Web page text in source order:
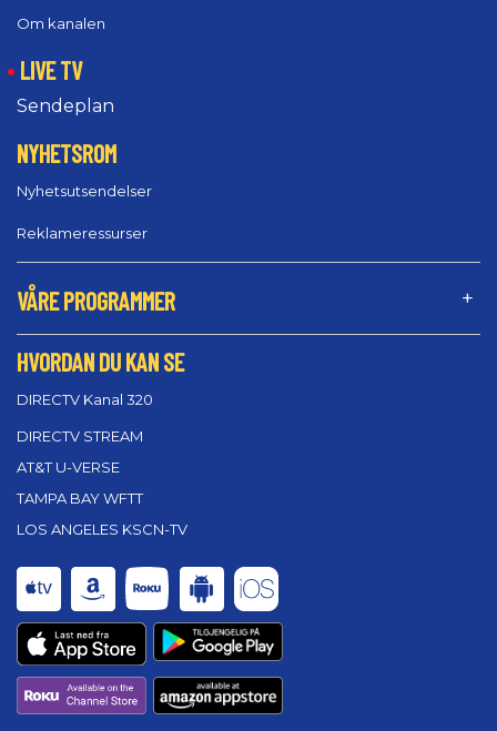
Om kanalen
LIVE TV
Sendeplan
NYHETSROM
Nyhetsutsendelser
Reklameressurser
VÅRE PROGRAMMER
HVORDAN DU KAN SE
DIRECTV Kanal 320
DIRECTV STREAM
AT&T U-VERSE
TAMPA BAY WFTT
LOS ANGELES KSCN-TV